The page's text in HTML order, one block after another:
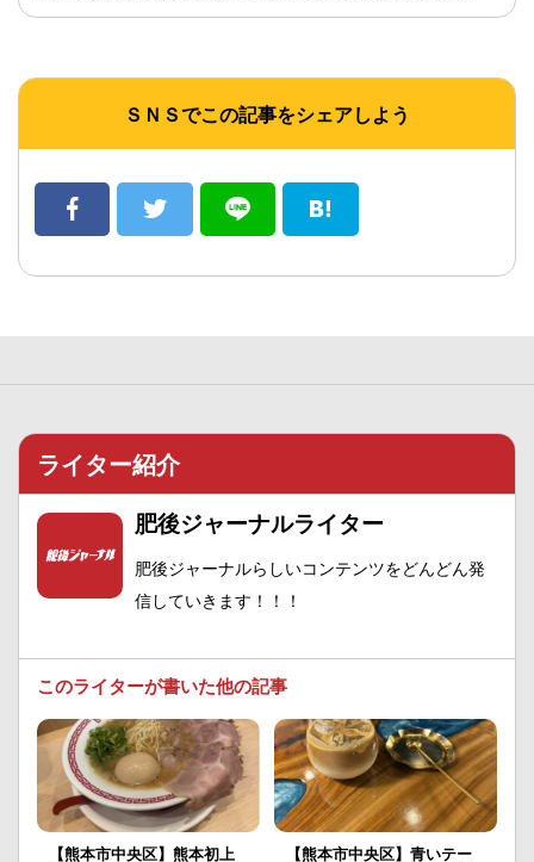
ＳＮＳでこの記事をシェアしよう
ライター紹介
肥後ジャーナルライター
肥後ジャーナルらしいコンテンツをどんどん発
信していきます！！！
このライターが書いた他の記事
【熊本市中央区】熊本初上
【熊本市中央区】青いテー